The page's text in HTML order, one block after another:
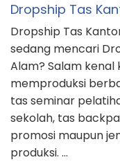
Dropship Tas
Dropship Tas
sedang mencari
Alam? Salam
memproduksi
tas seminar
sekolah, tas
promosi maupun
produksi. …